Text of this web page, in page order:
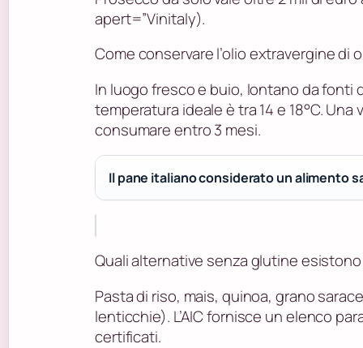
apert=”Vinitaly).
Come conservare l’olio extravergine di
In luogo fresco e buio, lontano da fonti
temperatura ideale è tra 14 e 18°C. Una
consumare entro 3 mesi.
Il pane italiano considerato un alimento
Quali alternative senza glutine
Pasta di riso, mais, quinoa, grano
lenticchie). L’AIC fornisce un elenco
certificati.